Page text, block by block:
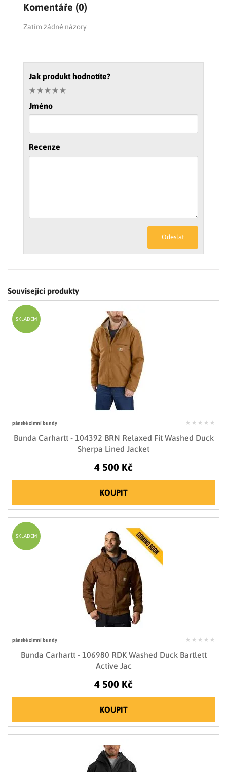
Komentáře (0)
Zatím žádné názory
Jak produkt hodnotíte?
Jméno
Recenze
Odeslat
Související produkty
pánské zimní bundy
Bunda Carhartt - 104392 BRN Relaxed Fit Washed Duck
Sherpa Lined Jacket
4 500 Kč
KOUPIT
SKLADEM
pánské zimní bundy
Bunda Carhartt - 106980 RDK Washed Duck Bartlett
Active Jac
4 500 Kč
KOUPIT
SKLADEM